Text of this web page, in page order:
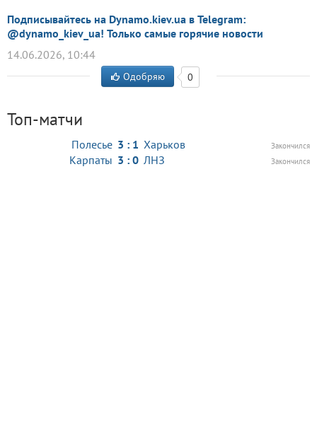
Подписывайтесь на Dynamo.kiev.ua в Telegram:
@dynamo_kiev_ua! Только самые горячие новости
14.06.2026, 10:44
Одобряю 0
Топ-матчи
Полесье Харьков
3 : 1 Закончился
Карпаты ЛНЗ
3 : 0 Закончился